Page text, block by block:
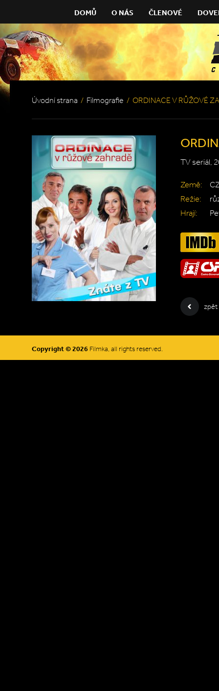
DOMŮ O NÁS ČLENOVÉ
Úvodní strana / Filmografie / ORDINACE V RŮŽOVÉ
TV seriál,
Země:
Režie:
Hrají:
zpět
Copyright © 2026 Filmka, all rights reserved.